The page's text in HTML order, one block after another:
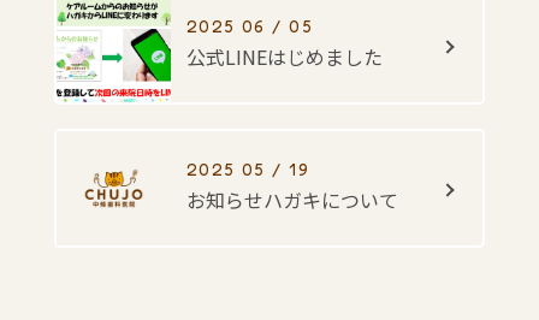
2025 06 / 05
公式LINEはじめました
2025 05 / 19
お知らせハガキについて